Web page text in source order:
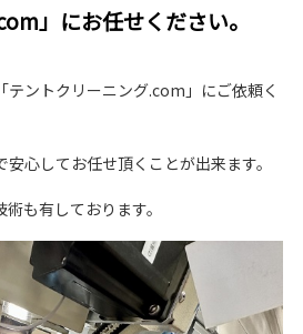
」にお任せください。
テントクリーニング.com」にご依頼く
心してお任せ頂くことが出来ます。
も有しております。